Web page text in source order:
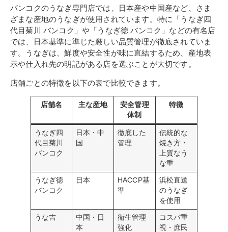
バンコクのうなぎ専門店では、日本産や中国産など、さま
ざまな産地のうなぎが使用されています。特に「うなぎ四
代目菊川 バンコク」や「うなぎ徳 バンコク」などの有名店
では、日本基準に準じた厳しい品質管理が徹底されていま
す。うなぎは、鮮度や安全性が味に直結するため、産地表
示や仕入れ先の明記がある店を選ぶことが大切です。
店舗ごとの特徴を以下の表で比較できます。
店舗名 主な産地
安全管理
体制
特徴
うなぎ四
代目菊川
バンコク
日本・中
国
徹底した
管理
伝統的な
焼き方・
上質なう
な重
うなぎ徳
バンコク
日本
HACCP基
準
浜松直送
のうなぎ
を使用
うな吉
中国・日
本
衛生管理
強化
コスパ重
視・庶民